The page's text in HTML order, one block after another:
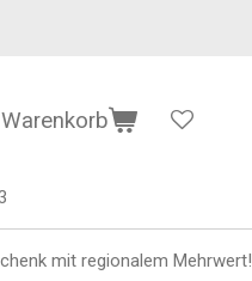
mit regionalem Mehrwert!